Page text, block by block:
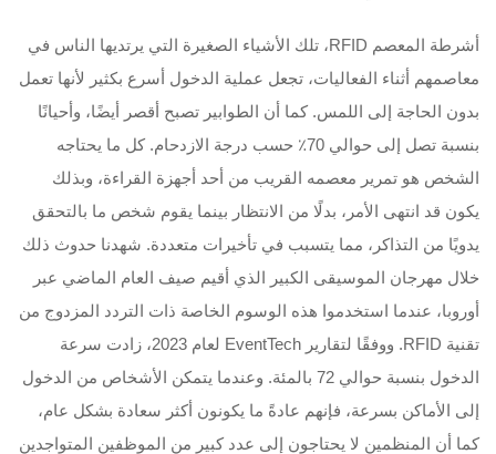
أشرطة المعصم RFID، تلك الأشياء الصغيرة التي يرتديها الناس في
معاصمهم أثناء الفعاليات، تجعل عملية الدخول أسرع بكثير لأنها تعمل
بدون الحاجة إلى اللمس. كما أن الطوابير تصبح أقصر أيضًا، وأحيانًا
بنسبة تصل إلى حوالي 70٪ حسب درجة الازدحام. كل ما يحتاجه
الشخص هو تمرير معصمه القريب من أحد أجهزة القراءة، وبذلك
يكون قد انتهى الأمر، بدلًا من الانتظار بينما يقوم شخص ما بالتحقق
يدويًا من التذاكر، مما يتسبب في تأخيرات متعددة. شهدنا حدوث ذلك
خلال مهرجان الموسيقى الكبير الذي أقيم صيف العام الماضي عبر
أوروبا، عندما استخدموا هذه الوسوم الخاصة ذات التردد المزدوج من
تقنية RFID. ووفقًا لتقارير EventTech لعام 2023، زادت سرعة
الدخول بنسبة حوالي 72 بالمئة. وعندما يتمكن الأشخاص من الدخول
إلى الأماكن بسرعة، فإنهم عادةً ما يكونون أكثر سعادة بشكل عام،
كما أن المنظمين لا يحتاجون إلى عدد كبير من الموظفين المتواجدين